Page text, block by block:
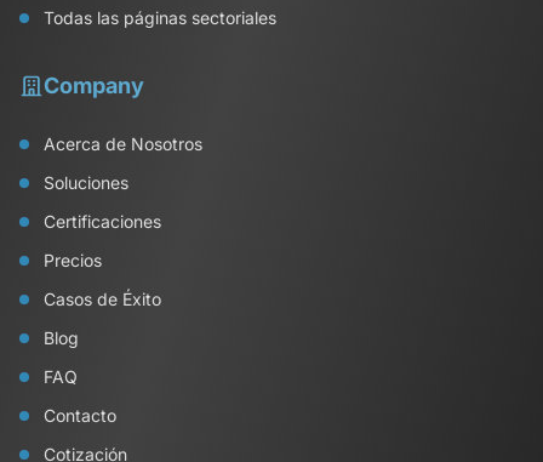
Todas las páginas sectoriales
Company
Acerca de Nosotros
Soluciones
Certificaciones
Precios
Casos de Éxito
Blog
FAQ
Contacto
Cotización